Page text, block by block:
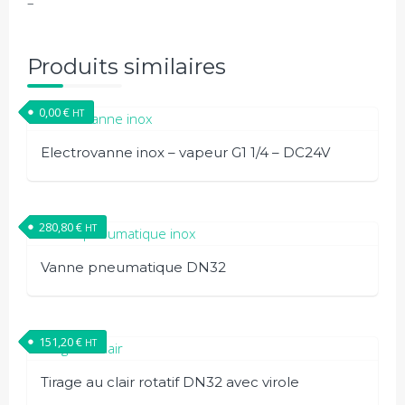
Produits similaires
Electrovanne inox – vapeur G1 1/4 – DC24V
0,00€ HT
Vanne pneumatique DN32
280,80€ HT
Tirage au clair rotatif DN32 avec virole
151,20€ HT